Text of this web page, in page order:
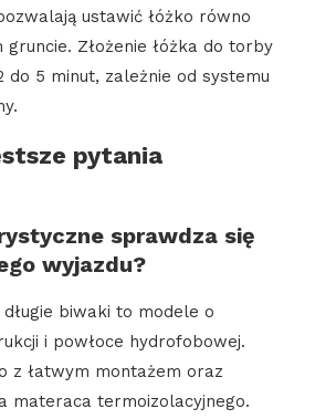
ustawić łóżko równo
gruncie. Złożenie łóżka do torby
do 5 minut, zależnie od systemu
pytania
sprawdza się
wyjazdu?
biwaki to modele o
i powłoce hydrofobowej.
z łatwym montażem oraz
materaca termoizolacyjnego.